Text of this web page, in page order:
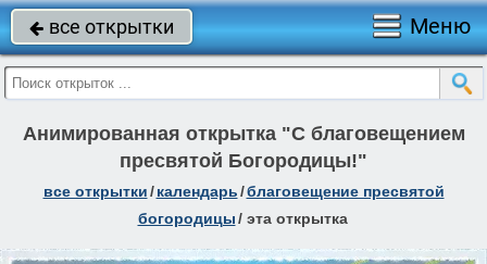
 все открытки Меню
Анимированная открытка "C благовещением
пресвятой Богородицы!"
все открытки/ календарь/благовещение пресвятой
богородицы/ эта открытка